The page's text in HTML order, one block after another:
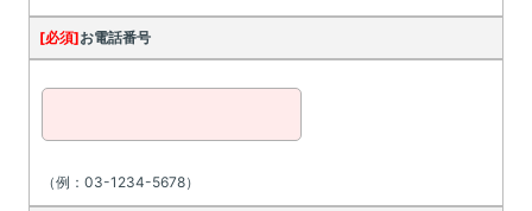
[必須]お電話番号
（例：03-1234-5678）